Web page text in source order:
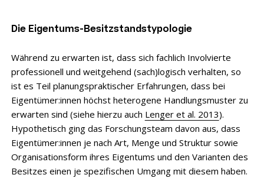
Die Eigentums-Besitzstandstypologie
Während zu erwarten ist, dass sich fachlich Involvierte
professionell und weitgehend (sach)logisch verhalten, so
ist es Teil planungspraktischer Erfahrungen, dass bei
Eigentümer:innen höchst heterogene Handlungsmuster zu
erwarten sind (siehe hierzu auch Lenger et al. 2013).
Hypothetisch ging das Forschungsteam davon aus, dass
Eigentümer:innen je nach Art, Menge und Struktur sowie
Organisationsform ihres Eigentums und den Varianten des
Besitzes einen je spezifischen Umgang mit diesem haben.